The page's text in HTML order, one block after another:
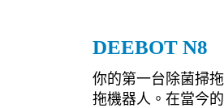
DEEBOT N8
你的第一台除菌掃
拖機器人。在當今